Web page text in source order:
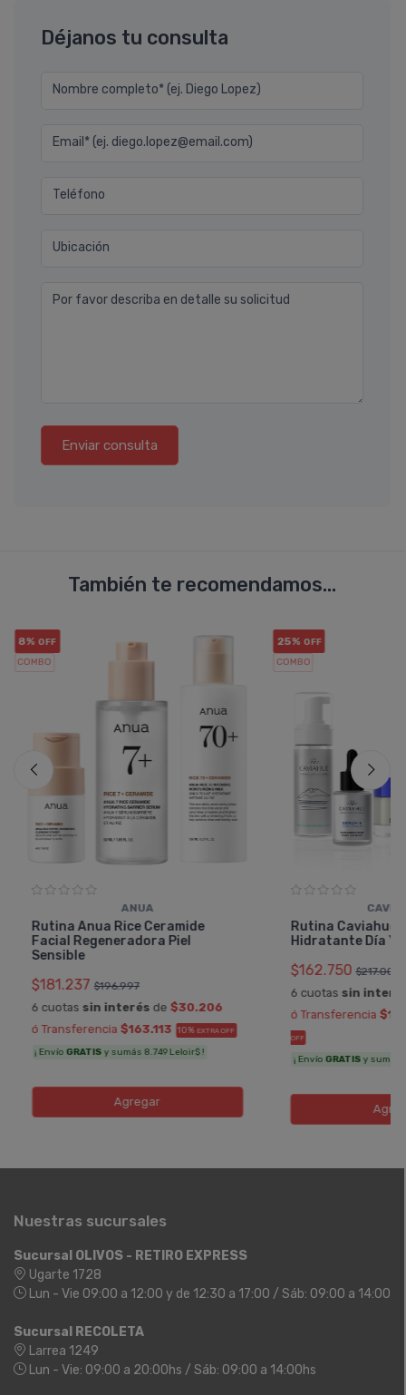
Déjanos tu consulta
Nombre completo* (ej. Diego Lopez)
Email* (ej. diego.lopez@email.com)
Teléfono
Ubicación
Por favor describa en detalle su solicitud
Enviar consulta
También te recomendamos...
8% OFF
COMBO
ANUA
Rutina Anua Rice Ceramide
Facial Regeneradora Piel
Sensible
$181.237 $196.997
6 cuotas sin interés de $30.206
ó Transferencia $163.113 10% EXTRA OFF
¡ Envío GRATIS y sumás 8.749 Leloir$ !
Agregar
25% OFF
COMBO
Rutina Caviahue
Hidratante Día Y
$162.750 $217.000
6 cuotas sin
ó Transferencia
OFF
¡ Envío GRATIS y sumás
Nuestras sucursales
Sucursal OLIVOS - RETIRO EXPRESS
Ugarte 1728
Lun - Vie 09:00 a 12:00 y de 12:30 a 17:00 / Sáb: 09:00 a 14:00
Sucursal RECOLETA
Larrea 1249
Lun - Vie: 09:00 a 20:00hs / Sáb: 09:00 a 14:00hs